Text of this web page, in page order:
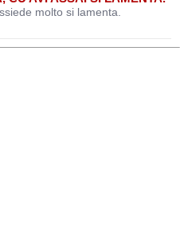
molto si lamenta.